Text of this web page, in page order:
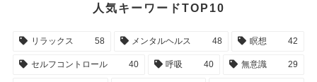
人気キーワードTOP10
リラックス 58 メンタルヘルス 48 瞑想 42
セルフコントロール 40 呼吸 40 無意識 29